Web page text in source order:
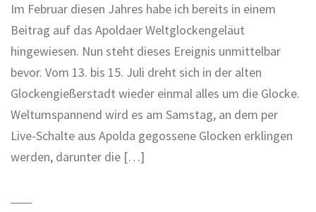
Im Februar diesen Jahres habe ich bereits in einem
Beitrag auf das Apoldaer Weltglockengeläut
hingewiesen. Nun steht dieses Ereignis unmittelbar
bevor. Vom 13. bis 15. Juli dreht sich in der alten
Glockengießerstadt wieder einmal alles um die Glocke.
Weltumspannend wird es am Samstag, an dem per
Live-Schalte aus Apolda gegossene Glocken erklingen
werden, darunter die […]